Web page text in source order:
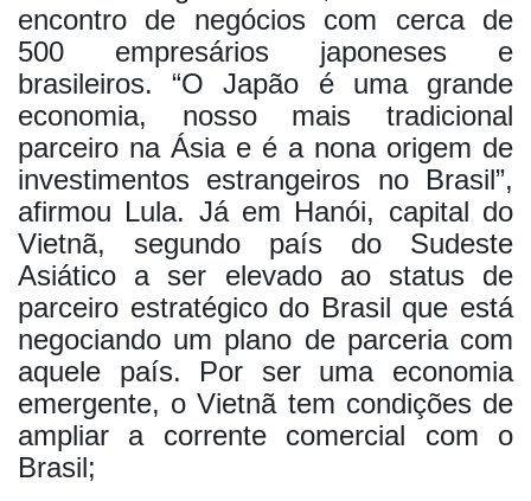
encontro de negócios com cerca de
500 empresários japoneses e
brasileiros. “O Japão é uma grande
economia, nosso mais tradicional
parceiro na Ásia e é a nona origem de
investimentos estrangeiros no Brasil”,
afirmou Lula. Já em Hanói, capital do
Vietnã, segundo país do Sudeste
Asiático a ser elevado ao status de
parceiro estratégico do Brasil que está
negociando um plano de parceria com
aquele país. Por ser uma economia
emergente, o Vietnã tem condições de
ampliar a corrente comercial com o
Brasil;